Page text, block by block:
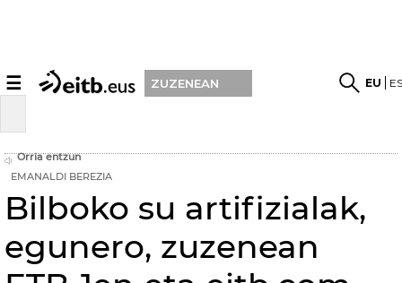
☰ ZUZENEAN EU
Orria entzun
EMANALDI BEREZIA
Bilboko su artifizialak,
egunero, zuzenean